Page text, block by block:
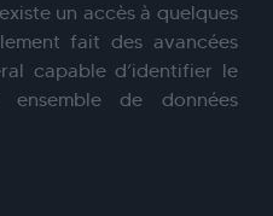
un accès à quelques
fait des avancées
capable d’identifier le
de données